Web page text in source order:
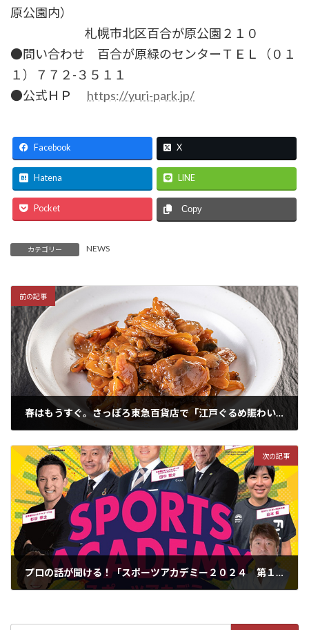
原公園内）
札幌市北区百合が原公園２１０
●問い合わせ 百合が原緑のセンターＴＥＬ（０１
１）７７２-３５１１
●公式ＨＰ https://yuri-park.jp/
Facebook X
Hatena LINE
Pocket Copy
カテゴリー NEWS
前の記事
春はもうすぐ。さっぽろ東急百貨店で「江戸ぐるめ賑わい市」４月3日まで
次の記事
プロの話が聞ける！「スポーツアカデミー２０２４ 第１弾」